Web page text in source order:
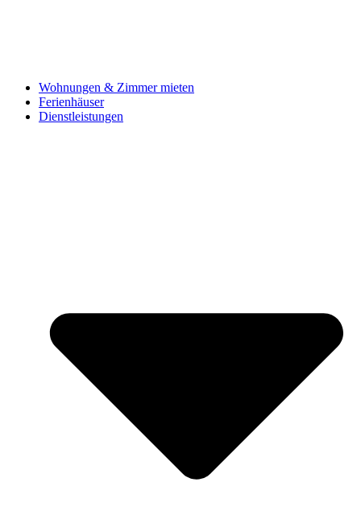
Wohnungen & Zimmer mieten
Ferienhäuser
Dienstleistungen